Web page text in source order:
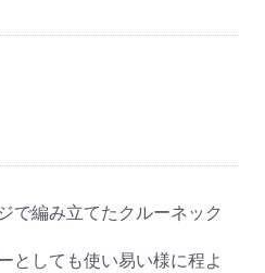
で編み立てたクルーネック
としても使い易い様に程よ